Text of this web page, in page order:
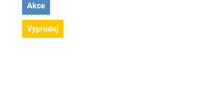
Akce
Výprodej